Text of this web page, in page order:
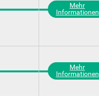
Mehr
Informationen
Mehr
Informationen